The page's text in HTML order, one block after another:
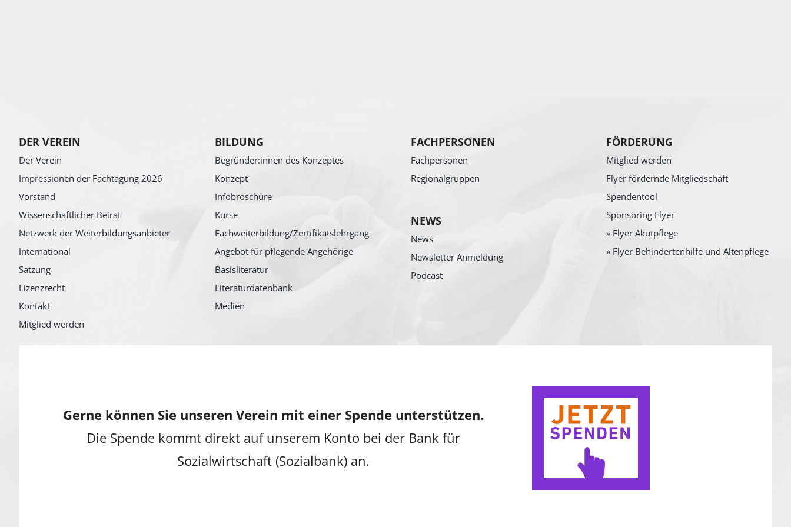
DER VEREIN
Der Verein
Impressionen der Fachtagung 2026
Vorstand
Wissenschaftlicher Beirat
Netzwerk der Weiterbildungsanbieter
International
Satzung
Lizenzrecht
Kontakt
Mitglied werden
BILDUNG
Begründer:innen des Konzeptes
Konzept
Infobroschüre
Kurse
Fachweiterbildung/Zertifikatslehrgang
Angebot für pflegende Angehörige
Basisliteratur
Literaturdatenbank
Medien
FACHPERSONEN
Fachpersonen
Regionalgruppen
NEWS
News
Newsletter Anmeldung
Podcast
FÖRDERUNG
Mitglied werden
Flyer fördernde Mitgliedschaft
Spendentool
Sponsoring Flyer
» Flyer Akutpflege
» Flyer Behindertenhilfe und Altenpflege
Gerne können Sie unseren Verein mit einer Spende unterstützen.
Die Spende kommt direkt auf unserem Konto bei der Bank für
Sozialwirtschaft (Sozialbank) an.